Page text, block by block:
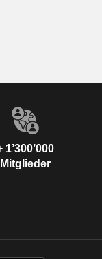
1’300’000
Mitglieder